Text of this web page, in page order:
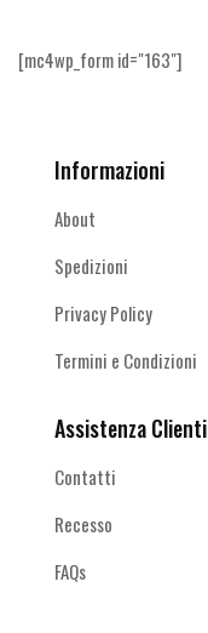
[mc4wp_form id="163"]
Informazioni
About
Spedizioni
Privacy Policy
Termini e Condizioni
Assistenza Clienti
Contatti
Recesso
FAQs